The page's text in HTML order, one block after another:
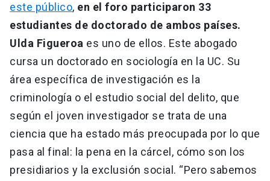
este público, en el foro participaron 33
estudiantes de doctorado de ambos países.
Ulda Figueroa es uno de ellos. Este abogado
cursa un doctorado en sociología en la UC. Su
área específica de investigación es la
criminología o el estudio social del delito, que
según el joven investigador se trata de una
ciencia que ha estado más preocupada por lo que
pasa al final: la pena en la cárcel, cómo son los
presidiarios y la exclusión social. “Pero sabemos